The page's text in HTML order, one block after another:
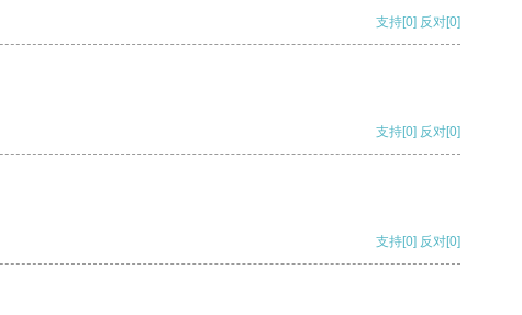
支持[0] 反对[0]
支持[0] 反对[0]
支持[0] 反对[0]